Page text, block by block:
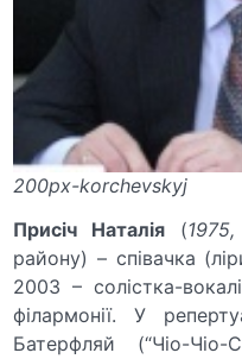
200px-korchevskyj
Присіч Наталія(1975,
району) – співачка
2003 – солістка-
філармонії. У
Батерфляй (“Чіо-